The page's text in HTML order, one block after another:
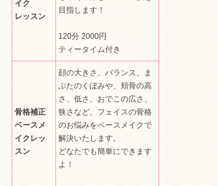
イク
レッスン
目指します！
120分 2000円
ティータイム付き
骨格補正
ベースメ
イクレッ
スン
顔の大きさ、バランス、ま
ぶたのくぼみや、頬骨の高
さ、低さ、おでこの広さ、
狭さなど、フェイスの骨格
のお悩みをベースメイクで
解決いたします。
どなたでも簡単にできます
よ！